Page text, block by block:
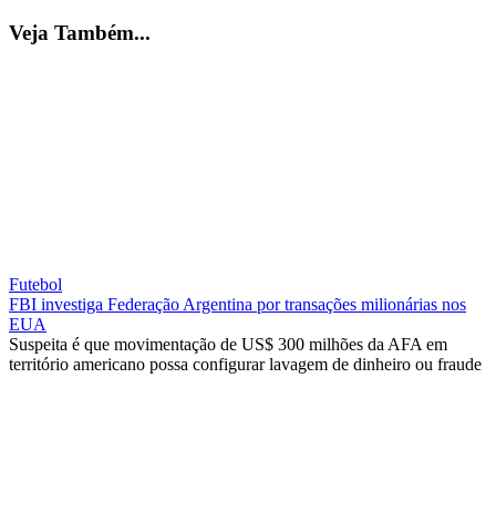
Veja Também...
Futebol
FBI investiga Federação Argentina por transações milionárias nos
EUA
Suspeita é que movimentação de US$ 300 milhões da AFA em
território americano possa configurar lavagem de dinheiro ou fraude